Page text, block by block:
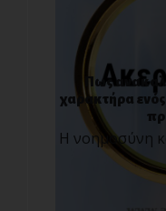
Πως
χαρακτήρα
Η νοημοσύνη